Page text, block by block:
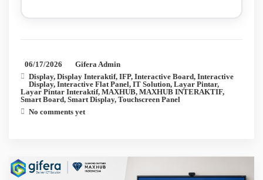
06/17/2026
Gifera Admin
Display, Display Interaktif, IFP, Interactive Board, Interactive
Display, Interactive Flat Panel, IT Solution, Layar Pintar,
Layar Pintar Interaktif, MAXHUB, MAXHUB INTERAKTIF,
Smart Board, Smart Display, Touchscreen Panel
No comments yet